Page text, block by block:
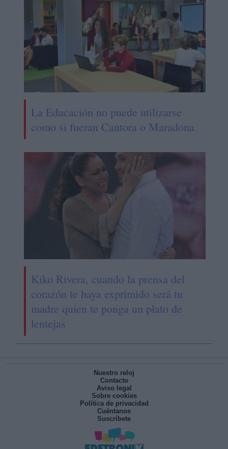
La Educación no puede utilizarse
como si fueran Cantora o Maradona
Kiko Rivera, cuando la prensa del
corazón te haya exprimido será tu
madre quien te ponga un plato de
lentejas
Nuestro reloj
Contacto
Aviso legal
Sobre cookies
Política de privacidad
Cuéntanos
Suscríbete